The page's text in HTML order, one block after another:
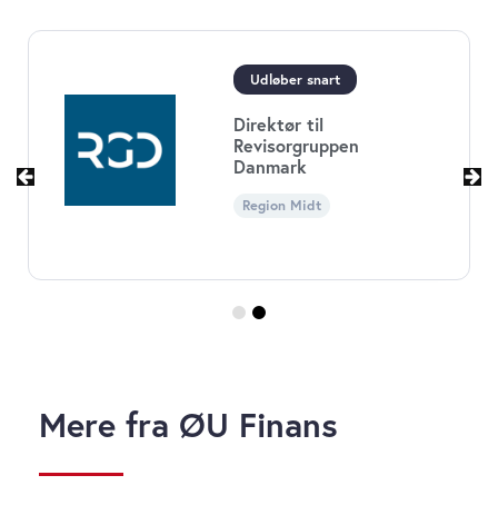
Udløber snart
Direktør til
Revisorgruppen
Danmark
Region Midt
Mere fra ØU Finans